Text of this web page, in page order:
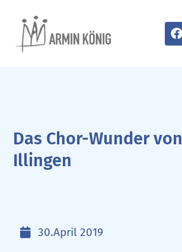
Das Chor-Wunder von
Illingen
30.April 2019